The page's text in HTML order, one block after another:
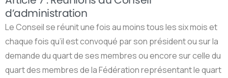
d’administration
Le Conseil se réunit une fois au moins tous les six mois et
chaque fois qu’il est convoqué par son président ou sur la
demande du quart de ses membres ou encore sur celle du
quart des membres de la Fédération représentant le quart